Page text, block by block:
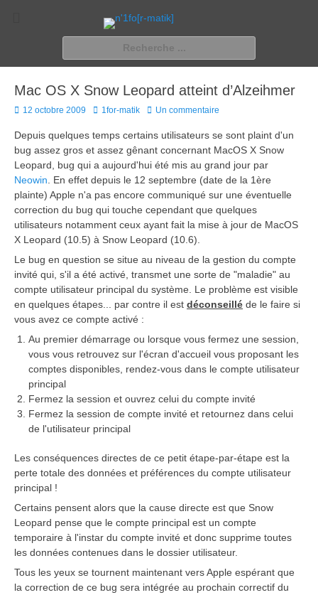
n'1fo[r-matik]
Pour les nymphos d'infos en info…
Mac OS X Snow Leopard atteint d’Alzeihmer
Posted
12 octobre 2009 Author
1for-matik Un commentaire
Depuis quelques temps certains utilisateurs se sont plaint d'un
bug assez gros et assez gênant concernant MacOS X Snow
Leopard, bug qui a aujourd'hui été mis au grand jour par
Neowin . En effet depuis le 12 septembre (date de la 1ère
plainte) Apple n'a pas encore communiqué sur une éventuelle
correction du bug qui touche cependant que quelques
utilisateurs notamment ceux ayant fait la mise à jour de MacOS
X Leopard (10.5) à Snow Leopard (10.6).
Le bug en question se situe au niveau de la gestion du compte
invité qui, s'il a été activé, transmet une sorte de "maladie" au
compte utilisateur principal du système. Le problème est visible
en quelques étapes... par contre il est déconseillé de le faire si
vous avez ce compte activé :
Au premier démarrage ou lorsque vous fermez une session,
vous vous retrouvez sur l'écran d'accueil vous proposant les
comptes disponibles, rendez-vous dans le compte utilisateur
principal
Fermez la session et ouvrez celui du compte invité
Fermez la session de compte invité et retournez dans celui
de l'utilisateur principal
Les conséquences directes de ce petit étape-par-étape est la
perte totale des données et préférences du compte utilisateur
principal !
Certains pensent alors que la cause directe est que Snow
Leopard pense que le compte principal est un compte
temporaire à l'instar du compte invité et donc supprime toutes
les données contenues dans le dossier utilisateur.
Tous les yeux se tournent maintenant vers Apple espérant que
la correction de ce bug sera intégrée au prochain correctif du